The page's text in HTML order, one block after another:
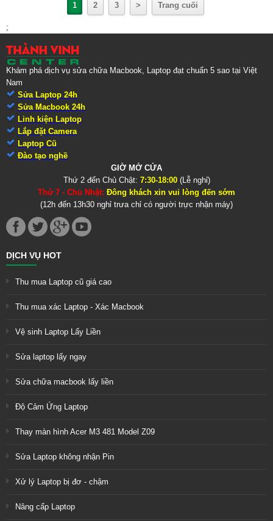
1 2 3 > Trang cuối
;
Khám phá dịch vụ sửa chữa Macbook, Laptop đạt chuẩn 5 sao tại Việt
Nam
Sửa Laptop 24h
Sửa Macbook 24h
Linh kiện Laptop
Lắp đặt Camera
Laptop Cũ
Đào tạo nghề
GIỜ MỞ CỬA
Thứ 2 đến Chủ Chật: 7:30-18:00(Lễ nghỉ)
Thứ 7 - Chủ Nhật: Đông khách xin vui lòng đến sớm
(12h đến 13h30 nghỉ trưa chỉ có người trực nhận máy)
DỊCH VỤ HOT
Thu mua Laptop cũ giá cao
Thu mua xác Laptop - Xác Macbook
Vệ sinh Laptop Lấy Liền
Sửa laptop lấy ngay
Sửa chữa macbook lấy liền
Độ Cảm Ứng Laptop
Thay màn hình Acer M3 481 Model Z09
Sửa Laptop không nhận Pin
Xử lý Laptop bị đơ - chậm
Nâng cấp Laptop